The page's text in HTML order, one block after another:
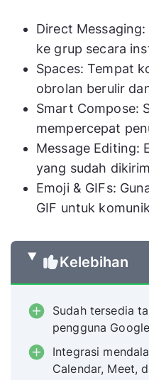
Direct
ke grup secara
Spaces: Tempat
obrolan berulir
Smart Compose:
mempercepat
Message Editing:
yang sudah
Emoji & GIFs:
GIF untuk
Kelebihan
Sudah tersedia
pengguna
Integrasi
Calendar, Meet,